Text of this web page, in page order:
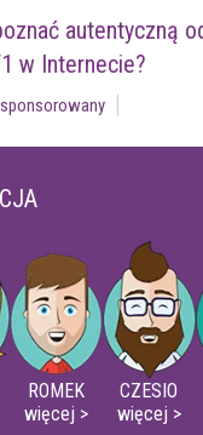
autentyczną
w Internecie?
ROMEK
więcej >
CZESIO
więcej >